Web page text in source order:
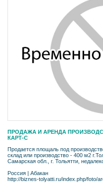
ПРОДАЖА И АРЕНДА
КАРТ-С
Продается площаль под
склад или производство - 400 м2
Самарская обл., г. Тольятти,
Россия | Абакан
http://biznes-tolyatti.ru/index.php/foto/